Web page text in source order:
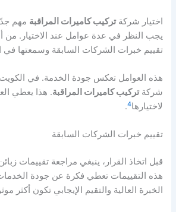
اختيار شركةتركيب كاميرات المراقبة مهم
يجب النظر في عدة عوامل عند الاختيار. من
تقييم خبرات الشركات السابقة وسمعتها
شركةتركيب كاميرات المراقبة. هذا يعطي
لاختيارها4
.
تقييم خبرات الشركات السابقة
قبل اتخاذ القرار، ينبغي مراجعة تقييمات
هذه التقييمات تعطي فكرة عن جودة
الخبرة العالية والتقيم الإيجابي تكون أكثر